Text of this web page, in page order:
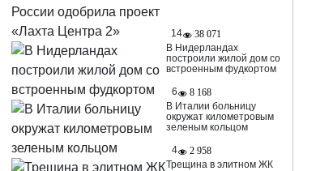
14
38 071
В Нидерландах
построили жилой дом со
встроенным фудкортом
6
8 168
В Италии больницу
окружат километровым
зеленым кольцом
4
2 958
Трещина в элитном ЖК